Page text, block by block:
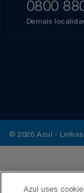
0800
Demais
© 2026 Azul - Linhas
Azul uses